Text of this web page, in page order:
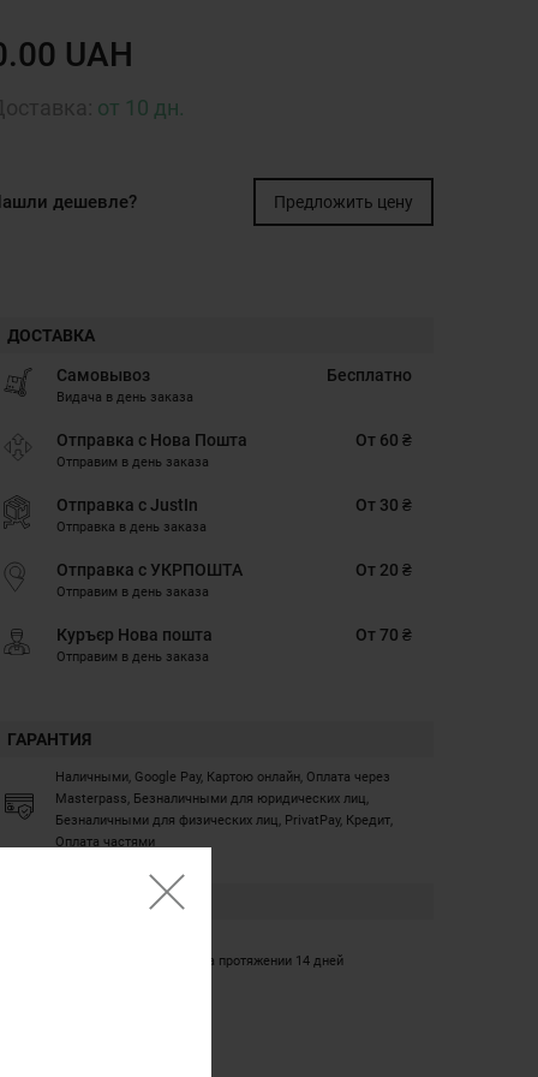
UAH
от 10 дн.
дешевле? Предложить цену
ДОСТАВКА
Самовывоз
Видача в день заказа
Бесплатно
Отправка с Нова Пошта
Отправим в день заказа
От 60 ₴
Отправка с JustIn
Отправка в день заказа
От 30 ₴
Отправка с УКРПОШТА
Отправим в день заказа
От 20 ₴
Куръєр Нова пошта
Отправим в день заказа
От 70 ₴
ГАРАНТИЯ
Наличными, Google Pay, Картою онлайн, Оплата через
Masterpass, Безналичными для юридических лиц,
Безналичными для физических лиц, PrivatPay, Кредит,
Оплата частями
Обмен/возврат товара на протяжении 14 дней